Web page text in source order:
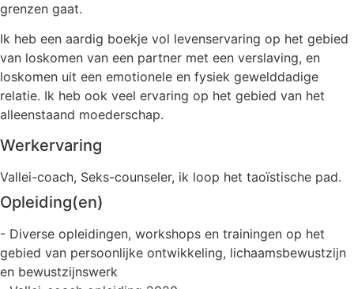
grenzen gaat.
Ik heb een aardig boekje vol levenservaring op het gebied
van loskomen van een partner met een verslaving, en
loskomen uit een emotionele en fysiek gewelddadige
relatie. Ik heb ook veel ervaring op het gebied van het
alleenstaand moederschap.
Werkervaring
Vallei-coach, Seks-counseler, ik loop het taoïstische pad.
Opleiding(en)
- Diverse opleidingen, workshops en trainingen op het
gebied van persoonlijke ontwikkeling, lichaamsbewustzijn
en bewustzijnswerk